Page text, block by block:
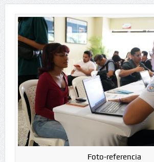
Foto-referencia